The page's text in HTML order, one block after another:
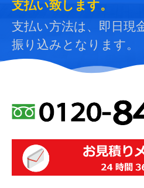
支払い致します。
支払い方法は、即日現
振り込みとなります。